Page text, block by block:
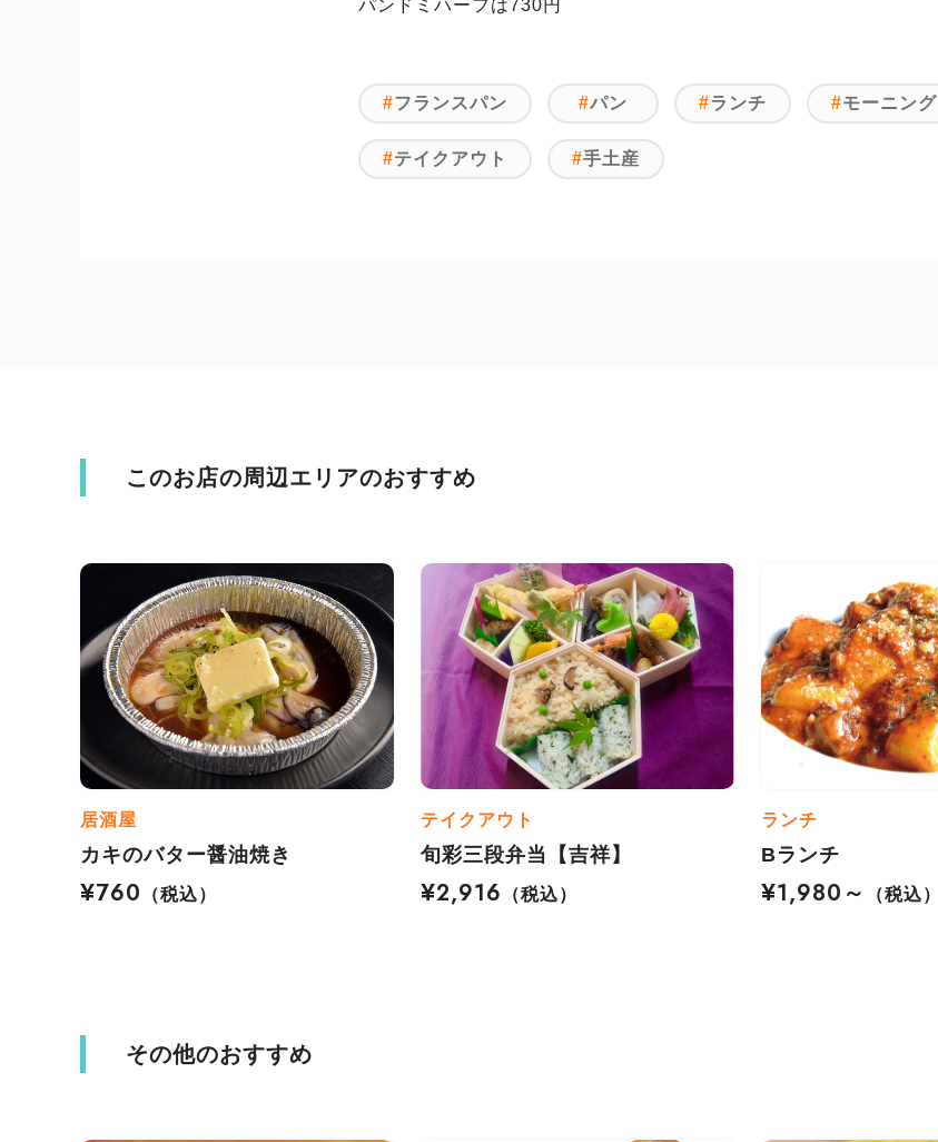
パンドミハーフは730円
フランスパン パン ランチ モーニング
テイクアウト 手土産
このお店の周辺エリアのおすすめ
居酒屋
カキのバター醤油焼き
¥760
（税込）
テイクアウト
旬彩三段弁当【吉祥】
¥2,916
（税込）
ランチ
Bランチ
¥1,980～
（税込）
その他のおすすめ